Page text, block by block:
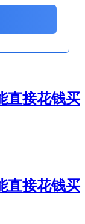
直接花钱买
直接花钱买